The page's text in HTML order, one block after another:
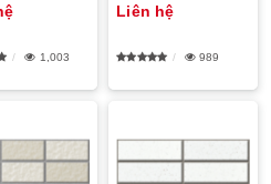
1,003
Liên hệ
989